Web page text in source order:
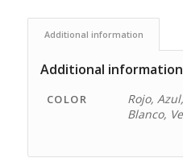
Additional information
Additional information
COLOR
Rojo,
Blanco,